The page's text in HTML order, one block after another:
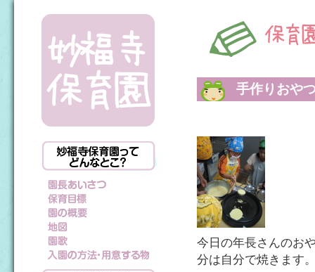
手作りおや
今日の年長さんのお
分は自分で焼きます